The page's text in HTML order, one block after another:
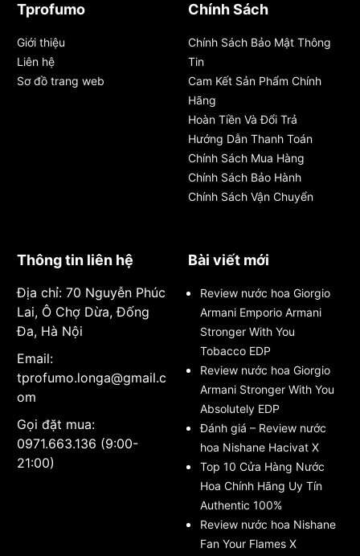
Tprofumo
Giới thiệu
Liên hệ
Sơ đồ trang web
Chính Sách
Chính Sách Bảo Mật Thông
Tin
Cam Kết Sản Phẩm Chính
Hãng
Hoàn Tiền Và Đổi Trả
Hướng Dẫn Thanh Toán
Chính Sách Mua Hàng
Chính Sách Bảo Hành
Chính Sách Vận Chuyển
Thông tin liên hệ
Địa chỉ: 70 Nguyễn Phúc
Lai, Ô Chợ Dừa, Đống
Đa, Hà Nội
Email:
tprofumo.longa@gmail.c
om
Gọi đặt mua:
0971.663.136 (9:00-
21:00)
Bài viết mới
Review nước hoa Giorgio
Armani Emporio Armani
Stronger With You
Tobacco EDP
Review nước hoa Giorgio
Armani Stronger With You
Absolutely EDP
Đánh giá – Review nước
hoa Nishane Hacivat X
Top 10 Cửa Hàng Nước
Hoa Chính Hãng Uy Tín
Authentic 100%
Review nước hoa Nishane
Fan Your Flames X